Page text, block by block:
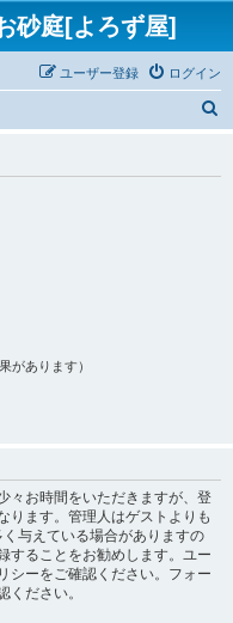
砂庭[よろず屋]
ログイン
ユーザー登録
があります）
々お時間をいただきますが、登
ります。管理人はゲストよりも
与えている場合がありますの
することをお勧めします。ユー
シーをご確認ください。フォー
ください。